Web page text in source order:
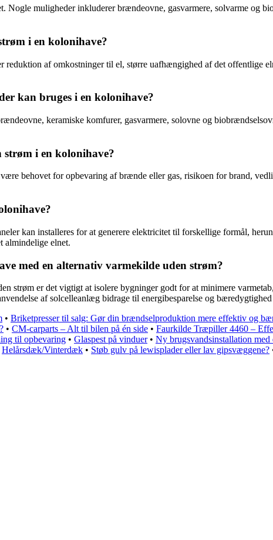
muligheder inkluderer brændeovne, gasvarmere, solvarme og
i en kolonihave?
reduktion af omkostninger til el, større uafhængighed af det offentlige
kan bruges i en kolonihave?
keramiske komfurer, gasvarmere, solovne og
i en kolonihave?
behovet for opbevaring af brænde eller gas, risikoen for brand,
kan installeres for at generere elektricitet til forskellige formål,
almindelige elnet.
med en alternativ varmekilde uden strøm?
strøm er det vigtigt at isolere bygninger godt for at minimere
af solcelleanlæg bidrage til energibesparelse og
• Briketpresser til salg: Gør din brændselproduktion mere effektiv og
• CM-carparts – Alt til bilen på én side • Faurkilde Træpiller 4460 –
til opbevaring • Glaspest på vinduer• Ny brugsvandsinstallation
Helårsdæk/Vinterdæk • Støb gulv på lewisplader eller lav gipsvæggene?